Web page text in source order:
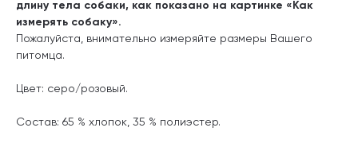
длину тела собаки, как показано на картинке «Как
измерять собаку».
Пожалуйста, внимательно измеряйте размеры Вашего
питомца.
Цвет: серо/розовый.
Состав: 65 % хлопок, 35 % полиэстер.